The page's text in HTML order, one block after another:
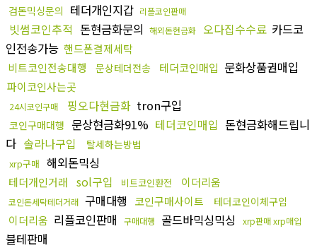
검돈믹싱문의 테더개인지갑 리플코인판매
빗썸코인추적 돈현금화문의 해외돈현금화 오다집수수료 카드코
인전송가능 핸드폰결제세탁
비트코인전송대행
문상테더전송 테더코인매입 문화상품권매입
파이코인사는곳
24시코인구매 핑오다현금화 tron구입
코인구매대행 문상현금화91% 테더코인매입 돈현금화해드립니
다 솔라나구입 탈세하는방법
xrp구매 해외돈믹싱
테더개인거래 sol구입 비트코인환전 이더리움
코인돈세탁테더거래 구매대행 코인구매사이트 테더코인이체구입
이더리움 리플코인판매 구매대행 골드바믹싱믹싱 xrp판매 xrp매입
블테판매